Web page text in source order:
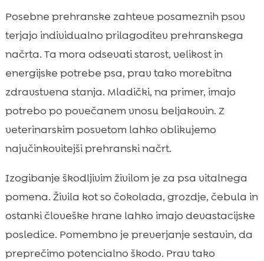
Posebne prehranske zahteve posameznih psov
terjajo individualno prilagoditev prehranskega
načrta. Ta mora odsevati starost, velikost in
energijske potrebe psa, prav tako morebitna
zdravstvena stanja. Mladički, na primer, imajo
potrebo po povečanem vnosu beljakovin. Z
veterinarskim posvetom lahko oblikujemo
najučinkovitejši prehranski načrt.
Izogibanje škodljivim živilom je za psa vitalnega
pomena. Živila kot so čokolada, grozdje, čebula in
ostanki človeške hrane lahko imajo devastacijske
posledice. Pomembno je preverjanje sestavin, da
preprečimo potencialno škodo. Prav tako